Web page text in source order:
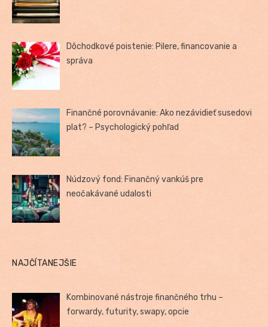
Dôchodkové poistenie: Pilere, financovanie a
správa
Finančné porovnávanie: Ako nezávidieť susedovi
plat? – Psychologický pohľad
Núdzový fond: Finančný vankúš pre
neočakávané udalosti
NAJČÍTANEJŠIE
Kombinované nástroje finančného trhu –
forwardy, futurity, swapy, opcie